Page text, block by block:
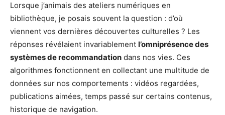
Lorsque j’animais des ateliers numériques en
bibliothèque, je posais souvent la question : d’où
viennent vos dernières découvertes culturelles ? Les
réponses révélaient invariablement l’omniprésence des
systèmes de recommandation dans nos vies. Ces
algorithmes fonctionnent en collectant une multitude de
données sur nos comportements : vidéos regardées,
publications aimées, temps passé sur certains contenus,
historique de navigation.